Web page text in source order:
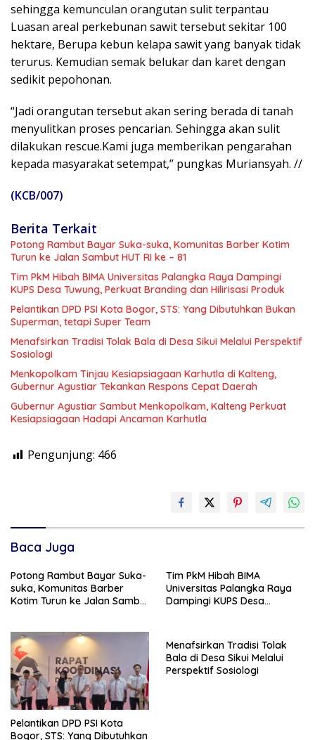
sehingga kemunculan orangutan sulit terpantau
Luasan areal perkebunan sawit tersebut sekitar 100
hektare, Berupa kebun kelapa sawit yang banyak tidak
terurus. Kemudian semak belukar dan karet dengan
sedikit pepohonan.
“Jadi orangutan tersebut akan sering berada di tanah
menyulitkan proses pencarian. Sehingga akan sulit
dilakukan rescue.Kami juga memberikan pengarahan
kepada masyarakat setempat,” pungkas Muriansyah. //
(KCB/007)
Berita Terkait
Potong Rambut Bayar Suka-suka, Komunitas Barber Kotim
Turun ke Jalan Sambut HUT RI ke – 81
Tim PkM Hibah BIMA Universitas Palangka Raya Dampingi
KUPS Desa Tuwung, Perkuat Branding dan Hilirisasi Produk
Pelantikan DPD PSI Kota Bogor, STS: Yang Dibutuhkan Bukan
Superman, tetapi Super Team
Menafsirkan Tradisi Tolak Bala di Desa Sikui Melalui Perspektif
Sosiologi
Menkopolkam Tinjau Kesiapsiagaan Karhutla di Kalteng,
Gubernur Agustiar Tekankan Respons Cepat Daerah
Gubernur Agustiar Sambut Menkopolkam, Kalteng Perkuat
Kesiapsiagaan Hadapi Ancaman Karhutla
Pengunjung: 466
Baca Juga
Potong Rambut Bayar Suka-
suka, Komunitas Barber
Kotim Turun ke Jalan Sambut
Tim PkM Hibah BIMA
Universitas Palangka Raya
Dampingi KUPS Desa
Pelantikan DPD PSI Kota
Bogor, STS: Yang Dibutuhkan
Menafsirkan Tradisi Tolak
Bala di Desa Sikui Melalui
Perspektif Sosiologi